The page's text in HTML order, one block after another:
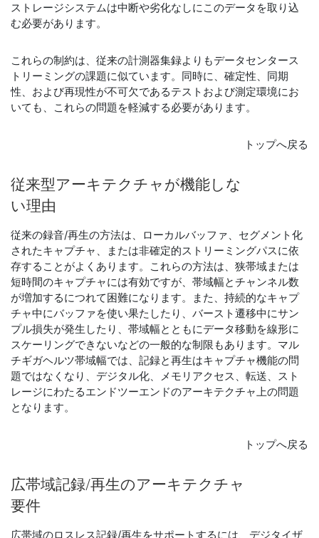
ストレージシステムは中断や劣化なしにこのデータを取り込
む必要があります。
これらの制約は、従来の計測器集録よりもデータセンタース
トリーミングの課題に似ています。同時に、確定性、同期
性、および再現性が不可欠であるテストおよび測定環境にお
いても、これらの問題を軽減する必要があります。
トップへ戻る
従来型アーキテクチャ が機能しな
い理由
従来の録音/再生の方法は、ローカルバッファ、セグメント化
されたキャプチャ、または非確定的ストリーミングパスに依
存することがよくあります。これらの方法は、狭帯域または
短時間のキャプチャには有効ですが、帯域幅とチャンネル数
が増加するにつれて困難になります。また、持続的なキャプ
チャ中にバッファを使い果たしたり、バースト遷移中にサン
プル損失が発生したり、帯域幅とともにデータ移動を線形に
スケーリングできないなどの一般的な制限もあります。マル
チギガヘルツ帯域幅では、記録と再生はキャプチャ機能の問
題ではなくなり、デジタル化、メモリアクセス、転送、スト
レージにわたるエンドツーエンドのアーキテクチャ上の問題
となります。
トップへ戻る
広帯域記録/再生のアーキテクチャ
要件
広帯域のロスレス記録/再生をサポートするには、デジタイザ